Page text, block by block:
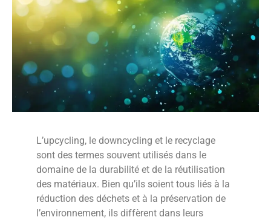
L’upcycling, le downcycling et le recyclage
sont des termes souvent utilisés dans le
domaine de la durabilité et de la réutilisation
des matériaux. Bien qu’ils soient tous liés à la
réduction des déchets et à la préservation de
l’environnement, ils diffèrent dans leurs